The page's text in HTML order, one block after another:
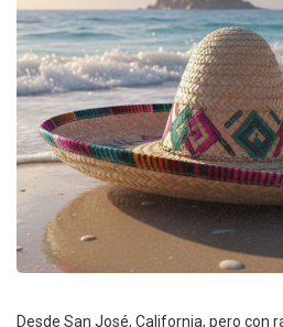
Desde San José, California, pero con